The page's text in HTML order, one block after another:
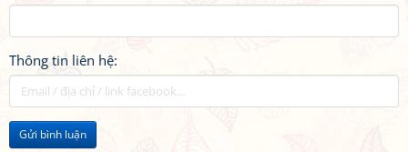
Thông tin liên hệ:
Gửi bình luận